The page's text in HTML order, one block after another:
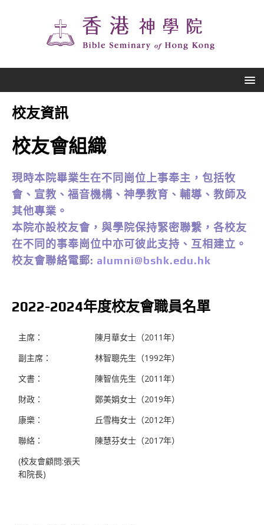
校友資訊
校友會組織
現時本院畢業生在不同崗位上事奉主，包括牧
會、宣教、福音機構、神學教育、輔導、教師及
其他專業。
本院亦設校友會，與學院保持緊密聯繫，各校友
在不同的事奉崗位中亦可彼此支持、互相建立。
校友會聯絡電郵: alumni@bshk.edu.hk
2022-2024年度校友會職員名單
主席：
陳月華女士（2011年）
副主席：
林智聰先生（1992年）
文書：
陳智信先生（2011年）
財政：
鄭美娟女士（2019年）
康樂：
丘雪梅女士（2012年）
聯絡：
陳慧芬女士（2017年）
(校友會顧問:張天
和院長)